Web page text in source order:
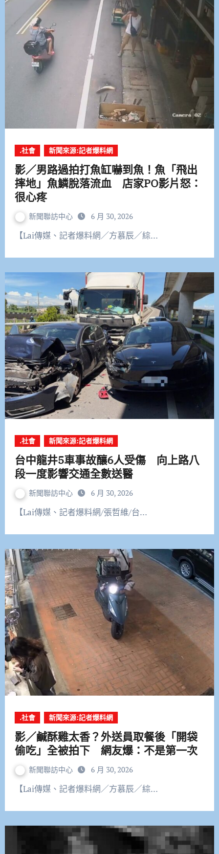
.社會 新聞來源:記者爆料網
影／男路過拍打魚缸嚇到魚！魚「飛出
摔地」魚鱗脫落流血 店家PO影片怒：
很心疼
新聞聯訪中心 6 月 30, 2026
【Lai傳媒、記者爆料網／方慕辰／綜…
.社會 新聞來源:記者爆料網
台中龍井5車事故釀6人受傷 向上路八
段一度影響交通全數送醫
新聞聯訪中心 6 月 30, 2026
【Lai傳媒、記者爆料網/張哲維/台…
.社會 新聞來源:記者爆料網
影／鹹酥雞太香？外送員取餐後「開袋
偷吃」全被拍下 網友爆：不是第一次
新聞聯訪中心 6 月 30, 2026
【Lai傳媒、記者爆料網／方慕辰／綜…